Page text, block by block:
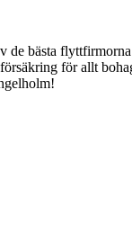
de bästa
för allt